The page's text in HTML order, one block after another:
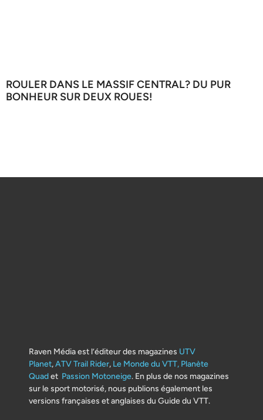
ROULER DANS LE MASSIF CENTRAL? DU PUR
BONHEUR SUR DEUX ROUES!
Raven Média est l’éditeur des magazines UTV
Planet,ATV Trail Rider, Le Monde du VTT, Planète
Quadet Passion Motoneige. En plus de nos magazines
sur le sport motorisé, nous publions également les
versions françaises et anglaises du Guide du VTT.